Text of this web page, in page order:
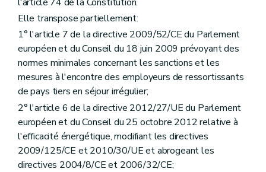
Art. 34
Art. 35
Art. 36
Art. 37
Titre 4 Dispositions applicables à la passation des concessions
Chapitre 1
Principes
Art. 38
Chapitre 2 Préparation
Art. 39
Art. 40
Art. 41
Chapitre 3 Publicité et transparence
Art. 42
Art. 43
Art. 44
Elle transpose partiellement:
1° l'article 7 de la directive 2009/52/CE du Parlement
européen et du Conseil du 18 juin 2009 prévoyant des
normes minimales concernant les sanctions et les
mesures à l'encontre des employeurs de ressortissants
de pays tiers en séjour irrégulier;
2° l'article 6 de la directive 2012/27/UE du Parlement
européen et du Conseil du 25 octobre 2012 relative à
l'efficacité énergétique, modifiant les directives
2009/125/CE et 2010/30/UE et abrogeant les
directives 2004/8/CE et 2006/32/CE;